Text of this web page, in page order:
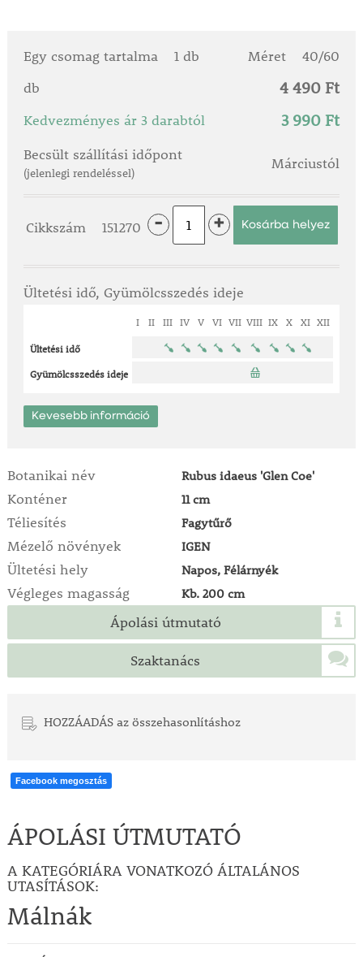
Egy csomag tartalma 1 db Méret
40/60
db
4 490 Ft
Kedvezményes ár 3 darabtól 3 990 Ft
Becsült szállítási időpont
(jelenlegi rendeléssel)
Márciustól
Cikkszám 151270 - +
Ültetési idő, Gyümölcsszedés ideje
I II III IV V VI VII VIII IX X XI XII
Ültetési idő
Gyümölcsszedés ideje
Kevesebb információ
Botanikai név Rubus idaeus 'Glen Coe'
Konténer 11 cm
Téliesítés Fagytűrő
Mézelő növények IGEN
Ültetési hely Napos, Félárnyék
Végleges magasság Kb. 200 cm
Ápolási útmutató
Szaktanács
HOZZÁADÁS az összehasonlításhoz
Facebook megosztás
ÁPOLÁSI ÚTMUTATÓ
A KATEGÓRIÁRA VONATKOZÓ ÁLTALÁNOS
UTASÍTÁSOK:
Málnák